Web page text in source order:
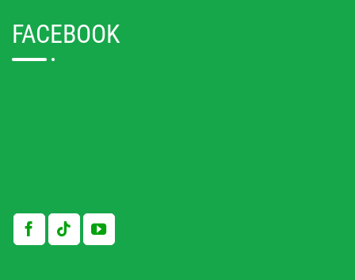
FACEBOOK